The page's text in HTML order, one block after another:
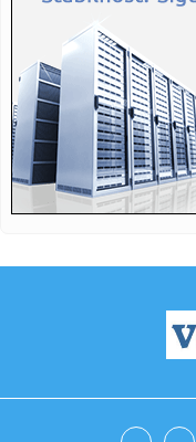
00:11:Dva veka od
akade...
00:10:DOĐE
iz vrha ...
00:09:FOTO,
Trgu ...
Ispovest
23:59:Katai